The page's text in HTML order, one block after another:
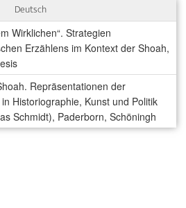
Deutsch
Wirklichen“. Strategien
Erzählens im Kontext der Shoah,
Repräsentationen der
Historiographie, Kunst und Politik
Schmidt), Paderborn, Schöningh